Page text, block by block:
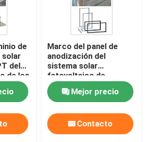
solar
solar
solares de las
de
solar
del
de los
Marco del panel de
anodización del
sistema solar
fotovoltaico de
aluminio del tormento
PFA
Mejor precio
Contacto